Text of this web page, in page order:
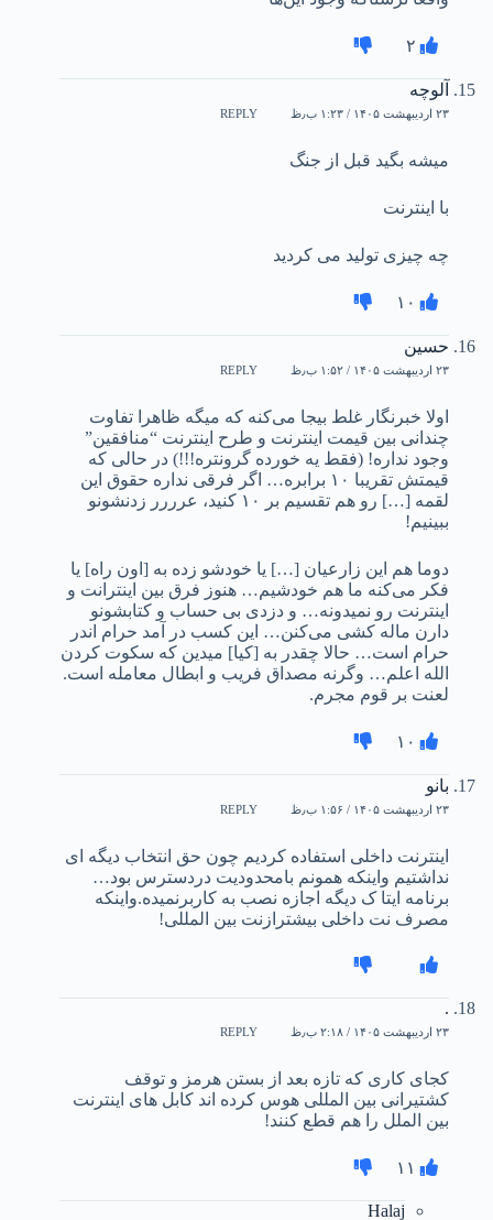
۲
آلوچه
۲۳ اردیبهشت ۱۴۰۵ / ۱:۲۳ ب٫ظ REPLY
میشه بگید قبل از جنگ
با اینترنت
چه چیزی تولید می کردید
۱۰
حسین
۲۳ اردیبهشت ۱۴۰۵ / ۱:۵۲ ب٫ظ REPLY
اولا خبرنگار غلط بیجا می‌کنه که میگه ظاهرا تفاوت
چندانی بین قیمت اینترنت و طرح اینترنت “منافقین”
وجود نداره! (فقط یه خورده گرونتره!!!) در حالی که
قیمتش تقریبا ۱۰ برابره… اگر فرقی نداره حقوق این
لقمه […] رو هم تقسیم بر ۱۰ کنید، عرررر زدنشونو
ببینیم!
دوما هم این زارعیان […] یا خودشو زده به [اون راه] یا
فکر می‌کنه ما هم خودشیم… هنوز فرق بین اینترانت و
اینترنت رو نمیدونه‌… و دزدی بی حساب و کتابشونو
دارن ماله کشی می‌کنن… این کسب در آمد حرام اندر
حرام است… حالا چقدر به [کیا] میدین که سکوت کردن
الله اعلم… وگرنه مصداق فریب و ابطال معامله است.
لعنت بر قوم مجرم.
۱۰
بانو
۲۳ اردیبهشت ۱۴۰۵ / ۱:۵۶ ب٫ظ REPLY
اینترنت داخلی استفاده کردیم چون حق انتخاب دیگه ای
نداشتیم واینکه همونم بامحدودیت دردسترس بود…
برنامه ایتا ک دیگه اجازه نصب به کاربرنمیده.واینکه
مصرف نت داخلی بیشترازنت بین المللی!
.
۲۳ اردیبهشت ۱۴۰۵ / ۲:۱۸ ب٫ظ REPLY
کجای کاری که تازه بعد از بستن هرمز و توقف
کشتیرانی بین المللی هوس کرده اند کابل های اینترنت
بین الملل را هم قطع کنند!
۱۱
Halaj